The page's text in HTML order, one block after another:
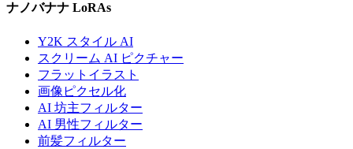
ナノバナナ LoRAs
Y2K スタイル AI
スクリーム AI ピクチャー
フラットイラスト
画像ピクセル化
AI 坊主フィルター
AI 男性フィルター
前髪フィルター